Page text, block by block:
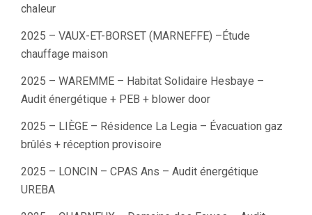
chaleur
2025 – VAUX-ET-BORSET (MARNEFFE) –Étude
chauffage maison
2025 – WAREMME – Habitat Solidaire Hesbaye –
Audit énergétique + PEB + blower door
2025 – LIÈGE – Résidence La Legia – Évacuation gaz
brûlés + réception provisoire
2025 – LONCIN – CPAS Ans – Audit énergétique
UREBA